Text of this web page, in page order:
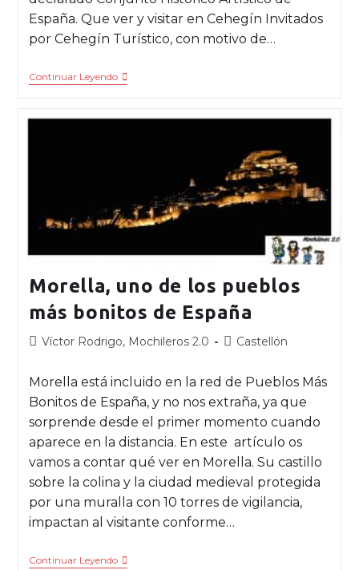
España. Que ver y visitar en Cehegín Invitados
por Cehegín Turístico, con motivo de…
Continuar Leyendo
Morella, uno de los pueblos
más bonitos de España
Víctor Rodrigo, Mochileros 2.0 Castellón
Morella está incluido en la red de Pueblos Más
Bonitos de España, y no nos extraña, ya que
sorprende desde el primer momento cuando
aparece en la distancia. En este artículo os
vamos a contar qué ver en Morella. Su castillo
sobre la colina y la ciudad medieval protegida
por una muralla con 10 torres de vigilancia,
impactan al visitante conforme…
Continuar Leyendo